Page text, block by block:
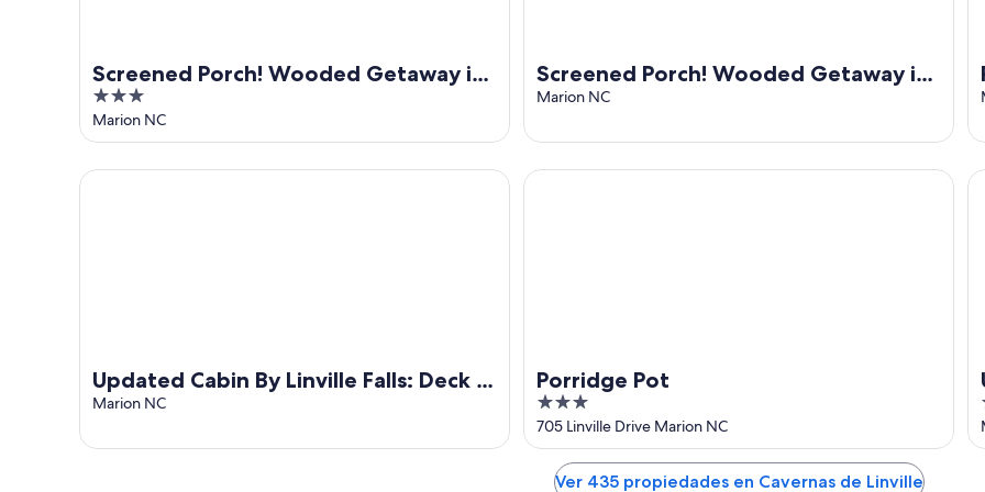
Screened Porch! Wooded Getaway in
North Cove
3
out
of
5
Marion NC
Screened Porch! Wooded Getaway in
North Cove
Marion NC
Updated Cabin By Linville Falls: Deck &
Game Room!
Marion NC
Updated Cabin By Linville Falls: Deck & Game Room!
Porridge Pot
3
out
of
705 Linville Drive Marion NC
Porridge Pot
Ver 435 propiedades en Cavernas de Linville